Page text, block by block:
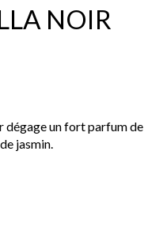
NOIR
dégage un fort parfum de
jasmin.